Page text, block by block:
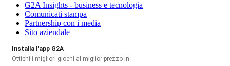
G2A Insights - business e tecnologia
Comunicati stampa
Partnership con i media
Sito aziendale
Installa l'app G2A
Ottieni i migliori giochi al miglior prezzo in